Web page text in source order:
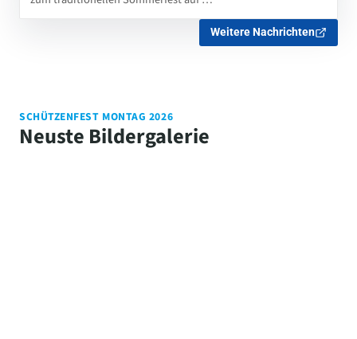
Weitere Nachrichten
SCHÜTZENFEST MONTAG 2026
Neuste Bildergalerie